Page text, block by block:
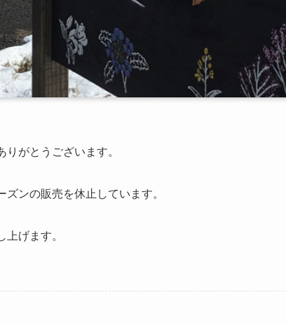
がとうございます。
ンの販売を休止しています。
げます。